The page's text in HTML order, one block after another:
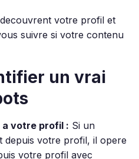
votre profil et
suivre si votre contenu
un vrai
a votre profil : Si un
depuis votre profil, il opere
votre profil avec